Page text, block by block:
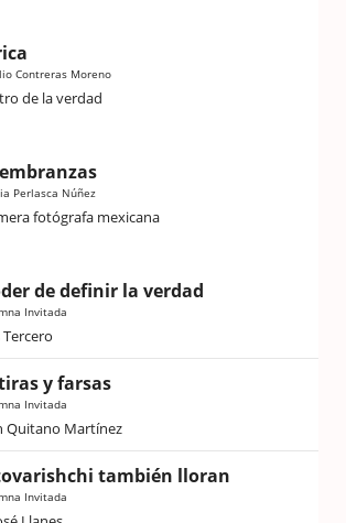
Contreras Moreno
de la verdad
Perlasca Núñez
fotógrafa mexicana
de definir la verdad
Invitada
y farsas
Invitada
Quitano Martínez
también lloran
Invitada